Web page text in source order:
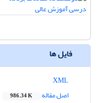
فایل ها
اصل مقاله
986.34 K